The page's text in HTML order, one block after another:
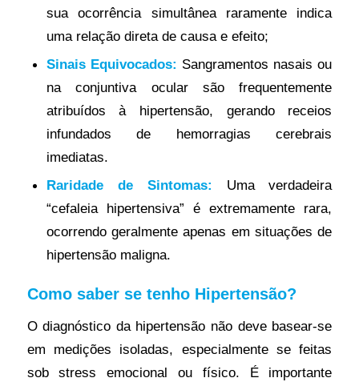
sua ocorrência simultânea raramente indica
uma relação direta de causa e efeito;
Sinais Equivocados: Sangramentos nasais ou
na conjuntiva ocular são frequentemente
atribuídos à hipertensão, gerando receios
infundados de hemorragias cerebrais
imediatas.
Raridade de Sintomas: Uma verdadeira
“cefaleia hipertensiva” é extremamente rara,
ocorrendo geralmente apenas em situações de
hipertensão maligna.
Como saber se tenho Hipertensão?
O diagnóstico da hipertensão não deve basear-se
em medições isoladas, especialmente se feitas
sob stress emocional ou físico. É importante